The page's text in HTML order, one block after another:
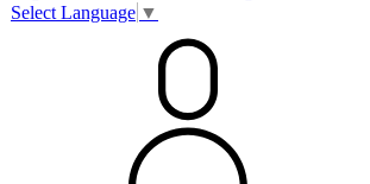
Select Language ▼